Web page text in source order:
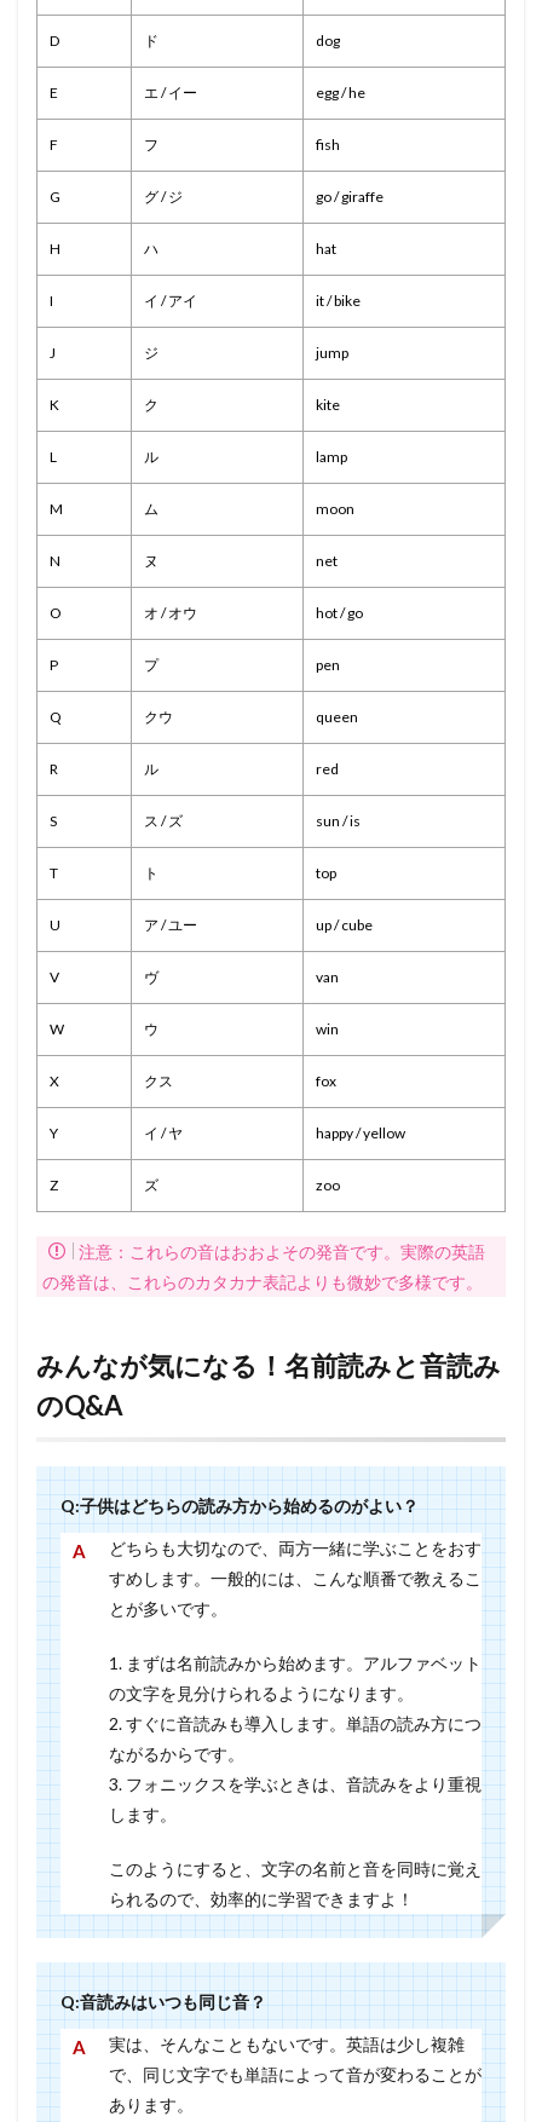
D ド dog
E エ / イー egg / he
F フ fish
G グ / ジ go / giraffe
H ハ hat
I イ / アイ it / bike
J ジ jump
K ク kite
L ル lamp
M ム moon
N ヌ net
O オ / オウ hot / go
P プ pen
Q クウ queen
R ル red
S ス / ズ sun / is
T ト top
U ア / ユー up / cube
V ヴ van
W ウ win
X クス fox
Y イ / ヤ happy / yellow
Z ズ zoo
注意：これらの音はおおよその発音です。実際の英語
の発音は、これらのカタカナ表記よりも微妙で多様です。
みんなが気になる！名前読みと音読み
のQ&A
Q:子供はどちらの読み方から始めるのがよい？
どちらも大切なので、両方一緒に学ぶことをおす
すめします。一般的には、こんな順番で教えるこ
とが多いです。
1. まずは名前読みから始めます。アルファベット
の文字を見分けられるようになります。
2. すぐに音読みも導入します。単語の読み方につ
ながるからです。
3. フォニックスを学ぶときは、音読みをより重視
します。
このようにすると、文字の名前と音を同時に覚え
られるので、効率的に学習できますよ！
Q:音読みはいつも同じ音？
実は、そんなこともないです。英語は少し複雑
で、同じ文字でも単語によって音が変わることが
あります。